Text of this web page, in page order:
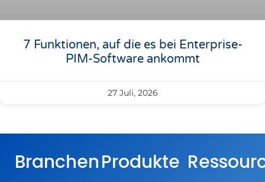
7 Funktionen, auf die es bei Enterprise-
PIM-Software ankommt
27 Juli, 2026
BranchenProdukte